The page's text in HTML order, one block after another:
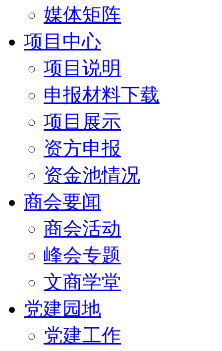
媒体矩阵
项目中心
项目说明
申报材料下载
项目展示
资方申报
资金池情况
商会要闻
商会活动
峰会专题
文商学堂
党建园地
党建工作